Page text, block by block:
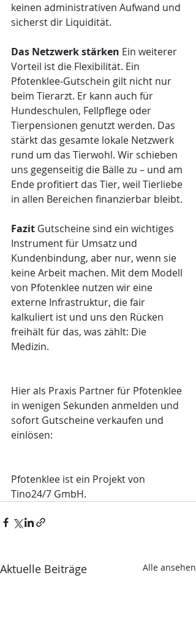
keinen administrativen Aufwand und
sicherst dir Liquidität.
Das Netzwerk stärken Ein weiterer
Vorteil ist die Flexibilität. Ein
Pfotenklee-Gutschein gilt nicht nur
beim Tierarzt. Er kann auch für
Hundeschulen, Fellpflege oder
Tierpensionen genutzt werden. Das
stärkt das gesamte lokale Netzwerk
rund um das Tierwohl. Wir schieben
uns gegenseitig die Bälle zu – und am
Ende profitiert das Tier, weil Tierliebe
in allen Bereichen finanzierbar bleibt.
Fazit Gutscheine sind ein wichtiges
Instrument für Umsatz und
Kundenbindung, aber nur, wenn sie
keine Arbeit machen. Mit dem Modell
von Pfotenklee nutzen wir eine
externe Infrastruktur, die fair
kalkuliert ist und uns den Rücken
freihält für das, was zählt: Die
Medizin.
Hier als Praxis Partner für Pfotenklee
in wenigen Sekunden anmelden und
sofort Gutscheine verkaufen und
einlösen:
Pfotenklee ist ein Projekt von
Tino24/7 GmbH.
Aktuelle Beiträge Alle ansehen